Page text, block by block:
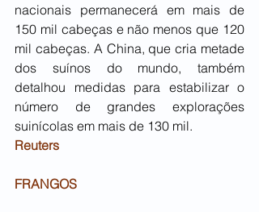
nacionais permanecerá em mais de
150 mil cabeças e não menos que 120
mil cabeças. A China, que cria metade
dos suínos do mundo, também
detalhou medidas para estabilizar o
número de grandes explorações
suinícolas em mais de 130 mil.
Reuters
FRANGOS